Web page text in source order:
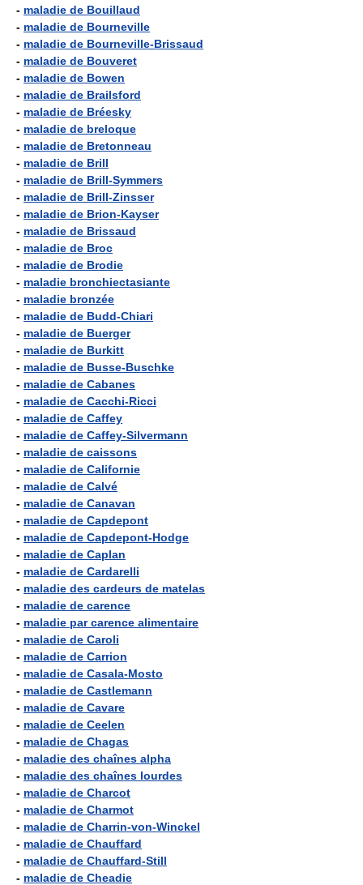
- maladie de Bouillaud
- maladie de Bourneville
- maladie de Bourneville-Brissaud
- maladie de Bouveret
- maladie de Bowen
- maladie de Brailsford
- maladie de Bréesky
- maladie de breloque
- maladie de Bretonneau
- maladie de Brill
- maladie de Brill-Symmers
- maladie de Brill-Zinsser
- maladie de Brion-Kayser
- maladie de Brissaud
- maladie de Broc
- maladie de Brodie
- maladie bronchiectasiante
- maladie bronzée
- maladie de Budd-Chiari
- maladie de Buerger
- maladie de Burkitt
- maladie de Busse-Buschke
- maladie de Cabanes
- maladie de Cacchi-Ricci
- maladie de Caffey
- maladie de Caffey-Silvermann
- maladie de caissons
- maladie de Californie
- maladie de Calvé
- maladie de Canavan
- maladie de Capdepont
- maladie de Capdepont-Hodge
- maladie de Caplan
- maladie de Cardarelli
- maladie des cardeurs de matelas
- maladie de carence
- maladie par carence alimentaire
- maladie de Caroli
- maladie de Carrion
- maladie de Casala-Mosto
- maladie de Castlemann
- maladie de Cavare
- maladie de Ceelen
- maladie de Chagas
- maladie des chaînes alpha
- maladie des chaînes lourdes
- maladie de Charcot
- maladie de Charmot
- maladie de Charrin-von-Winckel
- maladie de Chauffard
- maladie de Chauffard-Still
- maladie de Cheadie